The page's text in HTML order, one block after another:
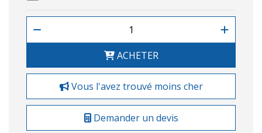
ACHETER
Vous l'avez trouvé moins cher
Demander un devis